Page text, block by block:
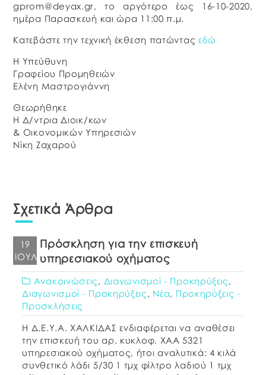
gprom@deyax.gr, το αργότερο έως 16-10-2020,
ημέρα Παρασκευή και ώρα 11:00 π.μ.
Κατεβάστε την τεχνική έκθεση πατώντας εδώ
Η Υπεύθυνη
Γραφείου Προμηθειών
Ελένη Μαστρογιάννη
Θεωρήθηκε
Η Δ/ντρια Διοικ/κων
& Οικονομικών Υπηρεσιών
Νίκη Ζαχαρού
Σχετικά Άρθρα
19
ΙΟΎΛ
Πρόσκληση για την επισκευή
υπηρεσιακού οχήματος
Ανακοινώσεις , Διαγωνισμοί - Προκηρύξεις ,
Διαγωνισμοί - Προκηρύξεις , Νέα, Προκηρύξεις -
Προσκλήσεις
Η Δ.Ε.Υ.Α. ΧΑΛΚΙΔΑΣ ενδιαφέρεται να αναθέσει
την επισκευή του αρ. κυκλοφ. XAA 5321
υπηρεσιακού οχήματος, ήτοι αναλυτικά: 4 κιλά
συνθετικό λάδι 5/30 1 τμχ φίλτρο λαδιού 1 τμχ